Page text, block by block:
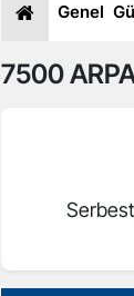
Genel
7500